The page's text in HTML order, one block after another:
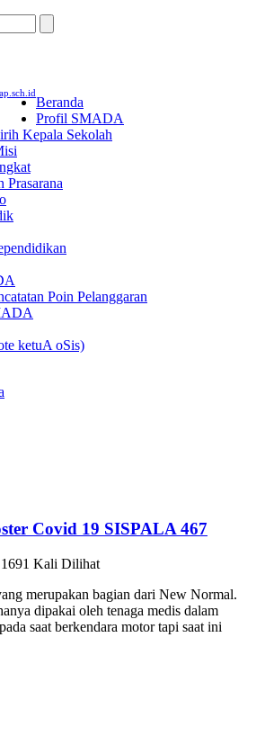
Beranda
Profil SMADA
Kepala Sekolah
Prasarana
Poin Pelanggaran
ketuA oSis)
Covid 19 SISPALA 467
1691 Kali Dilihat
merupakan bagian dari New Normal.
dipakai oleh tenaga medis dalam
saat berkendara motor tapi saat ini